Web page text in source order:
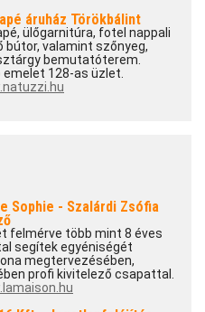
áruház Törökbálint
ülőgarnitúra, fotel nappali
bútor, valamint szőnyeg,
bemutatóterem.
emelet 128-as üzlet.
Sophie - Szalárdi Zsófia
felmérve több mint 8 éves
segítek egyéniségét
megtervezésében,
profi kivitelező csapattal.